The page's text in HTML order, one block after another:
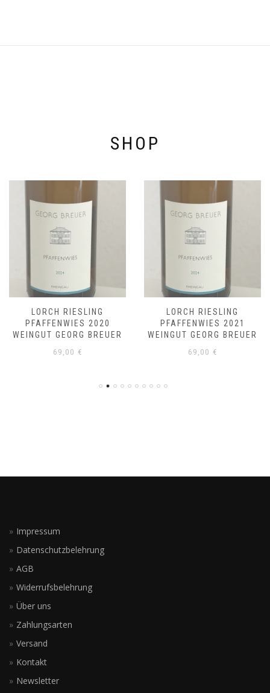
SHOP
LORCH RIESLING
PFAFFENWIES 2020
WEINGUT GEORG BREUER
69,00 €
LORCH RIESLING
PFAFFENWIES 2021
WEINGUT GEORG BREUER
69,00 €
Impressum
Datenschutzbelehrung
AGB
Widerrufsbelehrung
Über uns
Zahlungsarten
Versand
Kontakt
Newsletter